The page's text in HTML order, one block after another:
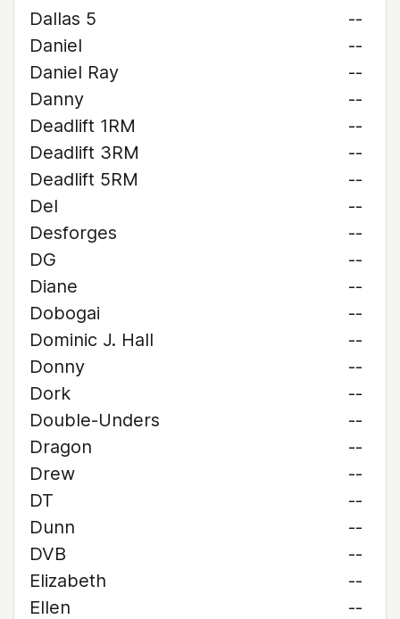
Dallas 5
--
Daniel
--
Daniel Ray
--
Danny
--
Deadlift 1RM
--
Deadlift 3RM
--
Deadlift 5RM
--
Del
--
Desforges
--
DG
--
Diane
--
Dobogai
--
Dominic J. Hall
--
Donny
--
Dork
--
Double-Unders
--
Dragon
--
Drew
--
DT
--
Dunn
--
DVB
--
Elizabeth
--
Ellen
--